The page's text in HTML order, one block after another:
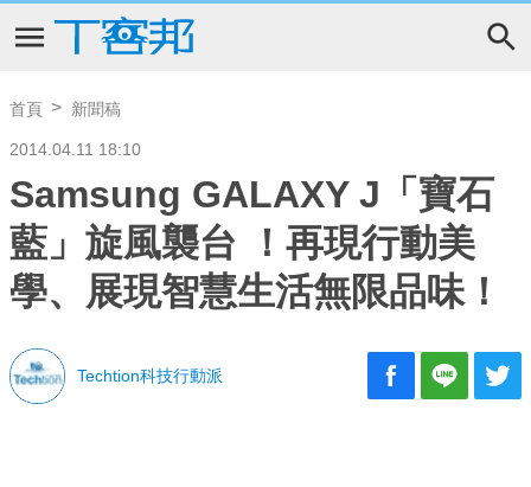
首頁 新聞稿
2014.04.11 18:10
Samsung GALAXY J「寶石
藍」旋風襲台 ！再現行動美
學、展現智慧生活無限品味！
Techtion科技行動派